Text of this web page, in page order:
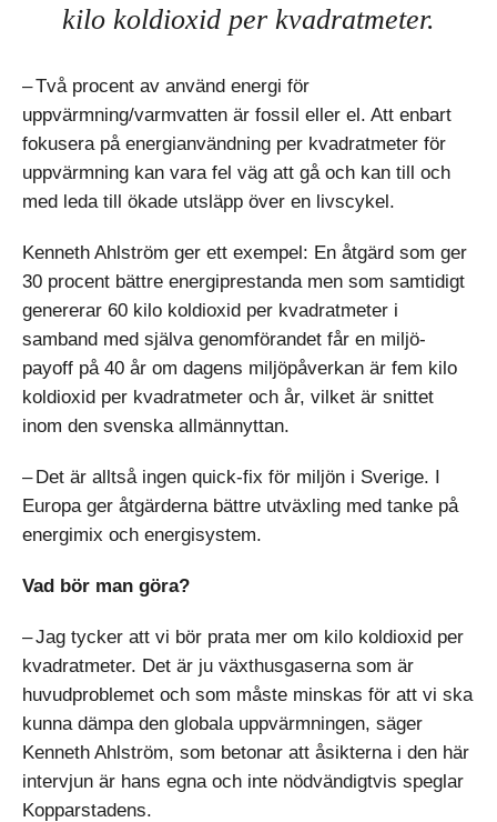
kilo koldioxid per kvadratmeter.
– Två procent av använd energi för
uppvärmning/varmvatten är fossil eller el. Att enbart
fokusera på energianvändning per kvadratmeter för
uppvärmning kan vara fel väg att gå och kan till och
med leda till ökade utsläpp över en livscykel.
Kenneth Ahlström ger ett exempel: En åtgärd som ger
30 procent bättre energiprestanda men som samtidigt
genererar 60 kilo koldioxid per kvadratmeter i
samband med själva genomförandet får en miljö-
payoff på 40 år om dagens miljöpåverkan är fem kilo
koldioxid per kvadratmeter och år, vilket är snittet
inom den svenska allmännyttan.
– Det är alltså ingen quick-fix för miljön i Sverige. I
Europa ger åtgärderna bättre utväxling med tanke på
energimix och energisystem.
Vad bör man göra?
– Jag tycker att vi bör prata mer om kilo koldioxid per
kvadratmeter. Det är ju växthusgaserna som är
huvudproblemet och som måste minskas för att vi ska
kunna dämpa den globala uppvärmningen, säger
Kenneth Ahlström, som betonar att åsikterna i den här
intervjun är hans egna och inte nödvändigtvis speglar
Kopparstadens.